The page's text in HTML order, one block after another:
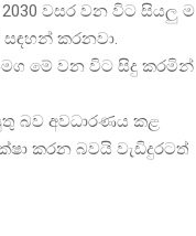
2030 වසර වන විට සියලු ම
සඳහන් කරනවා.
සමග මේ වන විට සිදු කරමින්
බව අවධාරණය කළ
කරන බව‍යි වැඩිදුරටත්